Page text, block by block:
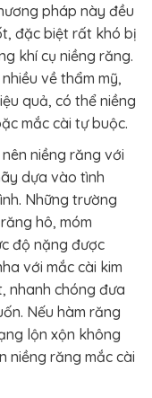
pháp này đều
đặc biệt rất khó bị
khí cụ niềng răng.
về thẩm mỹ,
quả, có thể niềng
mắc cài tự buộc.
niềng răng với
dựa vào tình
Những trường
hô, móm
độ nặng được
với mắc cài kim
nhanh chóng đưa
Nếu hàm răng
lộn xộn không
niềng răng mắc cài